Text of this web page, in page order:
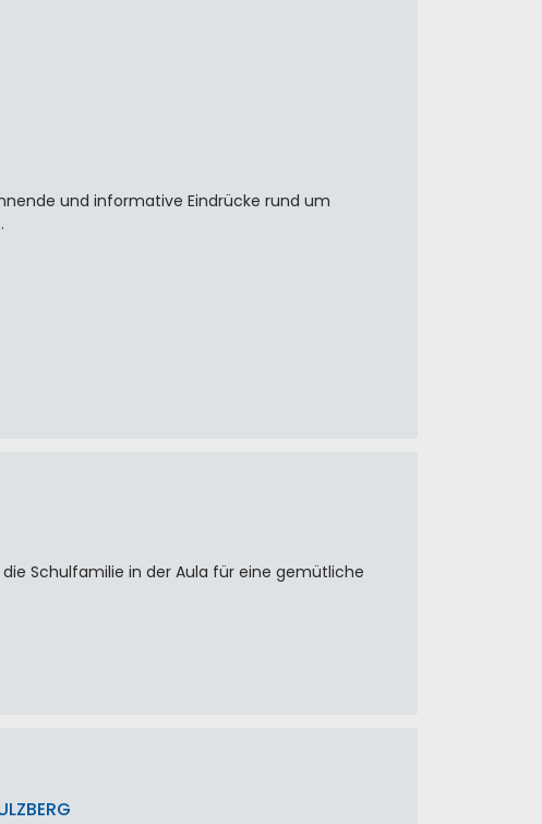
und informative Eindrücke rund um
Schulfamilie in der Aula für eine gemütliche